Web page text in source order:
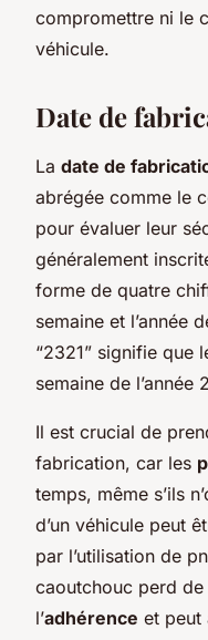
compromettre ni le
véhicule.
Date de
La date de
abrégée comme le
pour évaluer leur
généralement
forme de quatre
semaine et l’année
“2321” signifie que
semaine de l’année
Il est crucial de
fabrication, car les
temps, même s’ils
d’un véhicule peut
par l’utilisation de
caoutchouc perd
l’adhérence et peut